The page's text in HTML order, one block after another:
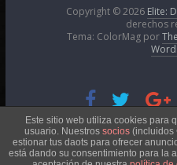
Copyright © 2026 Elite:
derechos
Tema: ColorMag por
Esta obra está
Atribución-NoComercial 4.0
Este sitio web utiliza cookies para
usuario. Nuestros socios (incluidos
estionar tus daots para ofrecer
está dando su consentimiento para la